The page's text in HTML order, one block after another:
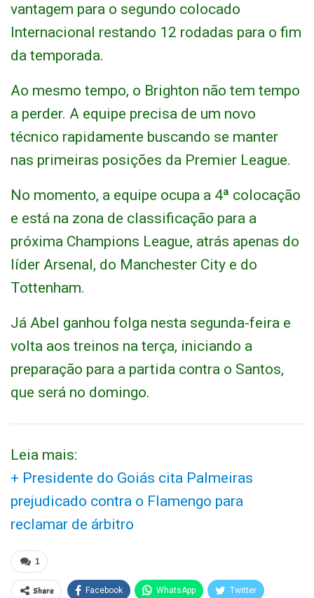
vantagem para o segundo colocado
Internacional restando 12 rodadas para o fim
da temporada.
Ao mesmo tempo, o Brighton não tem tempo
a perder. A equipe precisa de um novo
técnico rapidamente buscando se manter
nas primeiras posições da Premier League.
No momento, a equipe ocupa a 4ª colocação
e está na zona de classificação para a
próxima Champions League, atrás apenas do
líder Arsenal, do Manchester City e do
Tottenham.
Já Abel ganhou folga nesta segunda-feira e
volta aos treinos na terça, iniciando a
preparação para a partida contra o Santos,
que será no domingo.
Leia mais:
+ Presidente do Goiás cita Palmeiras
prejudicado contra o Flamengo para
reclamar de árbitro
1
Share Facebook WhatsApp Twitter